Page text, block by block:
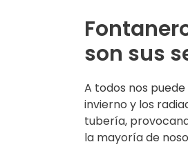
son sus
A todos nos
invierno y los
tubería,
la mayoría de